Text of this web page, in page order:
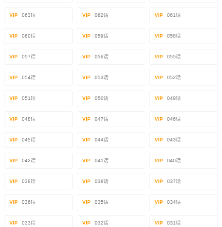
VIP 063话 VIP 062话 VIP 061话
VIP 060话 VIP 059话 VIP 058话
VIP 057话 VIP 056话 VIP 055话
VIP 054话 VIP 053话 VIP 052话
VIP 051话 VIP 050话 VIP 049话
VIP 048话 VIP 047话 VIP 046话
VIP 045话 VIP 044话 VIP 043话
VIP 042话 VIP 041话 VIP 040话
VIP 039话 VIP 038话 VIP 037话
VIP 036话 VIP 035话 VIP 034话
VIP 033话 VIP 032话 VIP 031话